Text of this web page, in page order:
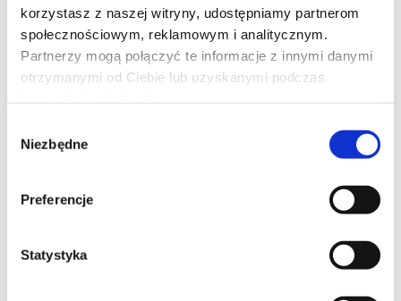
korzystasz z naszej witryny, udostępniamy partnerom
społecznościowym, reklamowym i analitycznym.
Partnerzy mogą połączyć te informacje z innymi danymi
otrzymanymi od Ciebie lub uzyskanymi podczas
zgody
Niezbędne
Preferencje
Statystyka
Robin Hood: Koniec legendy
Robin Hood (Hugh Jackman), który do tej pory wiódł życie bandyty
– naznaczone przemocą, krwią i cierpieniem – pogodził się z tym,
tajemniczej kobiety (Jodie Comer) oraz poznaje bezbronną
dziewczynkę, której grozi śmiertelne niebezpieczeństwo. Stając w
*******
wydarzenia, gwarantujemy automatyczny zwrot środków